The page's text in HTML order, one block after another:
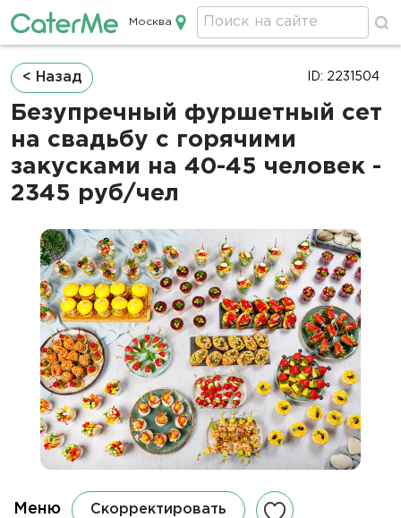
Кейтеринг в Москве
Москва
Строка
навигации
< Назад
Безупречный фуршетный сет
на свадьбу с горячими
закусками на 40-45 человек -
2345 руб/чел
ID: 2231504
Меню Скорректировать